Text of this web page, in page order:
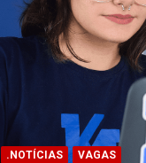
.NOTÍCIAS VAGAS